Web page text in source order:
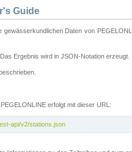
Guide
gewässerkundlichen Daten von
Ergebnis wird in JSON-Notation erzeugt.
erfolgt mit dieser URL:
api/v2/stations.json